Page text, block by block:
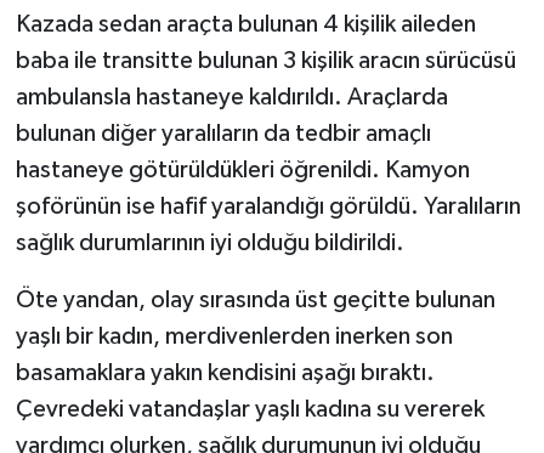
Kazada sedan araçta bulunan 4 kişilik aileden
baba ile transitte bulunan 3 kişilik aracın sürücüsü
ambulansla hastaneye kaldırıldı. Araçlarda
bulunan diğer yaralıların da tedbir amaçlı
hastaneye götürüldükleri öğrenildi. Kamyon
şoförünün ise hafif yaralandığı görüldü. Yaralıların
sağlık durumlarının iyi olduğu bildirildi.
Öte yandan, olay sırasında üst geçitte bulunan
yaşlı bir kadın, merdivenlerden inerken son
basamaklara yakın kendisini aşağı bıraktı.
Çevredeki vatandaşlar yaşlı kadına su vererek
yardımcı olurken, sağlık durumunun iyi olduğu